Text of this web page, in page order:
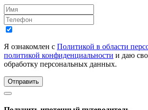
Я ознакомлен с Политикой в области
политикой конфиденциальности и даю
обработку персональных данных.
Отправить